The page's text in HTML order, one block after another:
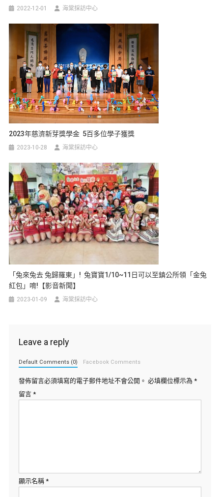
2022-12-01 海棠採訪中心
2023年慈濟新芽獎學金 5百多位學子獲獎
2023-10-28 海棠採訪中心
「兔來兔去 兔歸羅東」! 兔寶寶1/10~11日可以至鎮公所領「金兔
紅包」唷!【影音新聞】
2023-01-09 海棠採訪中心
Leave a reply
Default Comments (0) Facebook Comments
發佈留言必須填寫的電子郵件地址不會公開。 必填欄位標示為 *
留言 *
顯示名稱 *